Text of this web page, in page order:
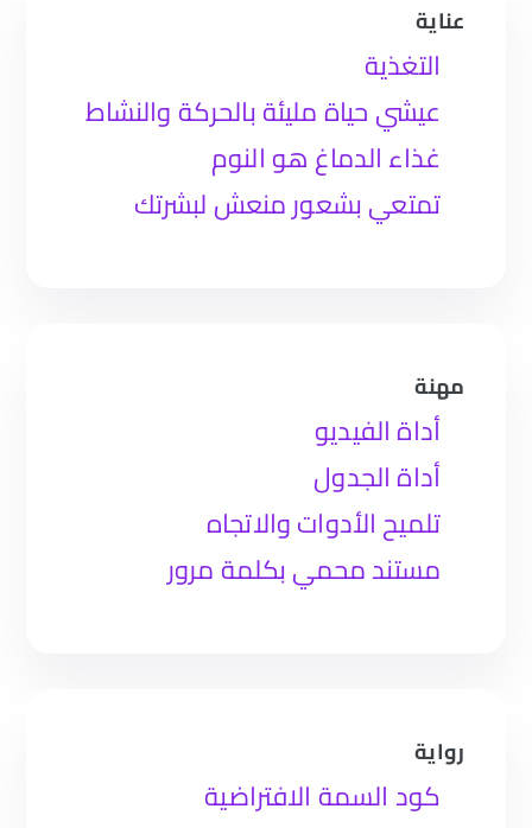
عناية
التغذية
عيشي حياة مليئة بالحركة والنشاط
غذاء الدماغ هو النوم
تمتعي بشعور منعش لبشرتك
مهنة
أداة الفيديو
أداة الجدول
تلميح الأدوات والاتجاه
مستند محمي بكلمة مرور
رواية
كود السمة الافتراضية